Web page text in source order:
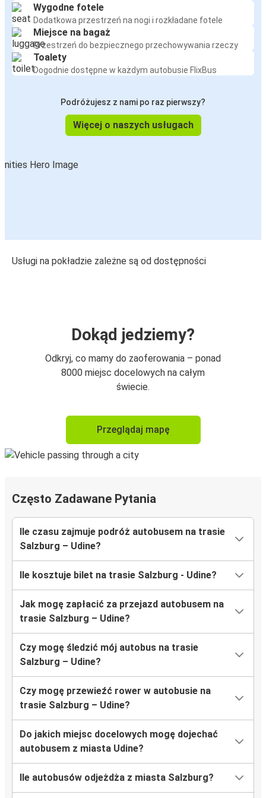
Wygodne fotele
Dodatkowa przestrzeń na nogi i rozkładane fotele
Miejsce na bagaż
Przestrzeń do bezpiecznego przechowywania rzeczy
Toalety
Dogodnie dostępne w każdym autobusie FlixBus
Podróżujesz z nami po raz pierwszy?
Więcej o naszych usługach
Usługi na pokładzie zależne są od dostępności
Dokąd jedziemy?
Odkryj, co mamy do zaoferowania – ponad
8000 miejsc docelowych na całym
świecie.
Przeglądaj mapę
Często Zadawane Pytania
Ile czasu zajmuje podróż autobusem na trasie
Salzburg – Udine?
Ile kosztuje bilet na trasie Salzburg - Udine?
Jak mogę zapłacić za przejazd autobusem na
trasie Salzburg – Udine?
Czy mogę śledzić mój autobus na trasie
Salzburg – Udine?
Czy mogę przewieźć rower w autobusie na
trasie Salzburg – Udine?
Do jakich miejsc docelowych mogę dojechać
autobusem z miasta Udine?
Ile autobusów odjeżdża z miasta Salzburg?